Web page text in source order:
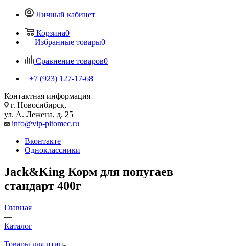
Личный кабинет
Корзина0
Избранные товары0
Сравнение товаров0
+7 (923) 127-17-68
Контактная информация
г. Новосибирск,
ул. А. Лежена, д. 25
info@vip-pitomec.ru
Вконтакте
Одноклассники
Jack&King Корм для попугаев
стандарт 400г
Главная
—
Каталог
—
Товары для птиц